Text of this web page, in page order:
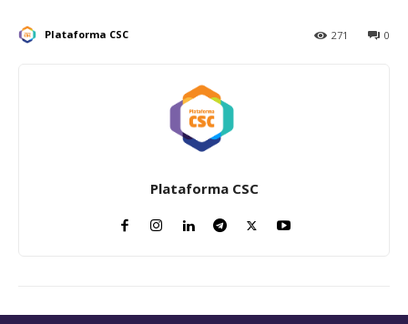
Plataforma CSC 0
271
Plataforma CSC